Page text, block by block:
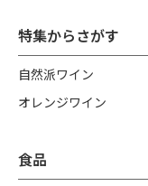
特集からさがす
自然派ワイン
オレンジワイン
食品